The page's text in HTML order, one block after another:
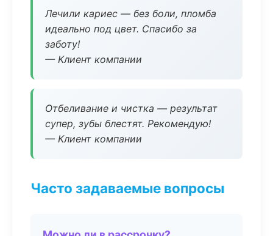
Лечили кариес — без боли, пломба
идеально под цвет. Спасибо за
заботу!
— Клиент компании
Отбеливание и чистка — результат
супер, зубы блестят. Рекомендую!
— Клиент компании
Часто задаваемые вопросы